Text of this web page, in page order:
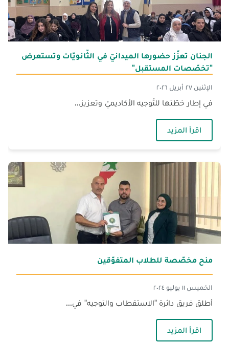
الجنان تعزّز حضورها الميدانيّ في الثّانويّات وتستعرض
"تخصّصات المستقبل"
الإثنين ٢٧ أبريل ٢٠٢٦
في إطار خطّتها للتّوجيه الأكاديميّ وتعزيز...
اقرأ المزيد— الجنان تعزّز حضورها الميدانيّ في
منح مخصّصة للطلاب المتفوّقين
الخميس ١١ يوليو ٢٠٢٤
أطلق فريق دائرة "الاستقطاب والتوجيه" في...
اقرأ المزيد— منح مخصّصة للطلاب المتفوّقين